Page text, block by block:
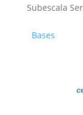
Subescala
Bases